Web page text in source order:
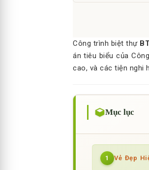
Công trình biệt thự
án tiêu biểu của
cao, và các tiện nghi
Mục lục
1 Vẻ Đẹp